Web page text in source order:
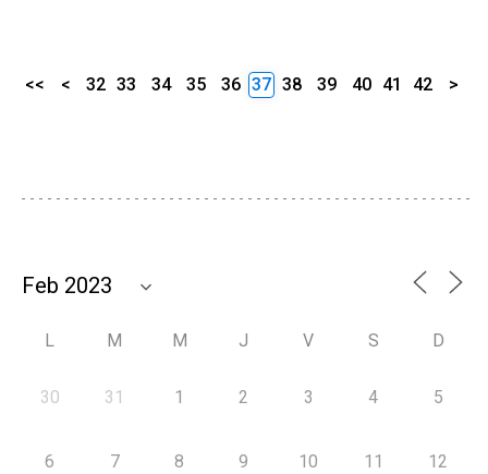
<< < 32 33 34 35 36 37 38 39 40 41 42 >
L M M J V S D
30 31 1 2 3 4 5
6 7 8 9 10 11 12